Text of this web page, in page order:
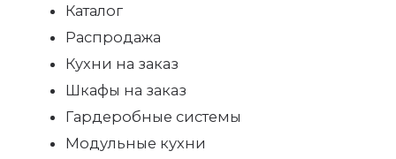
Каталог
Распродажа
Кухни на заказ
Шкафы на заказ
Гардеробные системы
Модульные кухни